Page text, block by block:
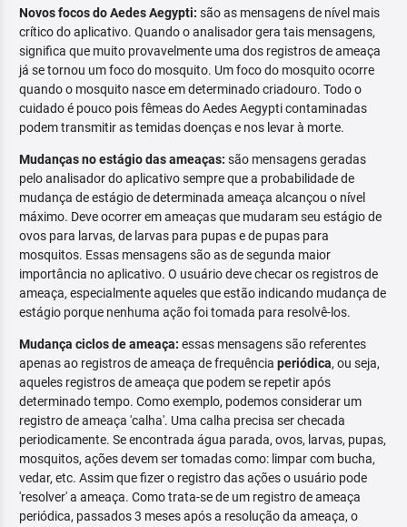
Novos focos do Aedes Aegypti: são as mensagens de nível mais
crítico do aplicativo. Quando o analisador gera tais mensagens,
significa que muito provavelmente uma dos registros de ameaça
já se tornou um foco do mosquito. Um foco do mosquito ocorre
quando o mosquito nasce em determinado criadouro. Todo o
cuidado é pouco pois fêmeas do Aedes Aegypti contaminadas
podem transmitir as temidas doenças e nos levar à morte.
Mudanças no estágio das ameaças: são mensagens geradas
pelo analisador do aplicativo sempre que a probabilidade de
mudança de estágio de determinada ameaça alcançou o nível
máximo. Deve ocorrer em ameaças que mudaram seu estágio de
ovos para larvas, de larvas para pupas e de pupas para
mosquitos. Essas mensagens são as de segunda maior
importância no aplicativo. O usuário deve checar os registros de
ameaça, especialmente aqueles que estão indicando mudança de
estágio porque nenhuma ação foi tomada para resolvê-los.
Mudança ciclos de ameaça: essas mensagens são referentes
apenas ao registros de ameaça de frequência periódica, ou seja,
aqueles registros de ameaça que podem se repetir após
determinado tempo. Como exemplo, podemos considerar um
registro de ameaça 'calha'. Uma calha precisa ser checada
periodicamente. Se encontrada água parada, ovos, larvas, pupas,
mosquitos, ações devem ser tomadas como: limpar com bucha,
vedar, etc. Assim que fizer o registro das ações o usuário pode
'resolver' a ameaça. Como trata-se de um registro de ameaça
periódica, passados 3 meses após a resolução da ameaça, o